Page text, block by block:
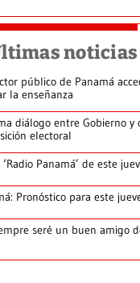
noticias
público de Panamá
la enseñanza
diálogo entre Gobierno y
electoral
Panamá’ de este
Pronóstico para este
seré un buen amigo